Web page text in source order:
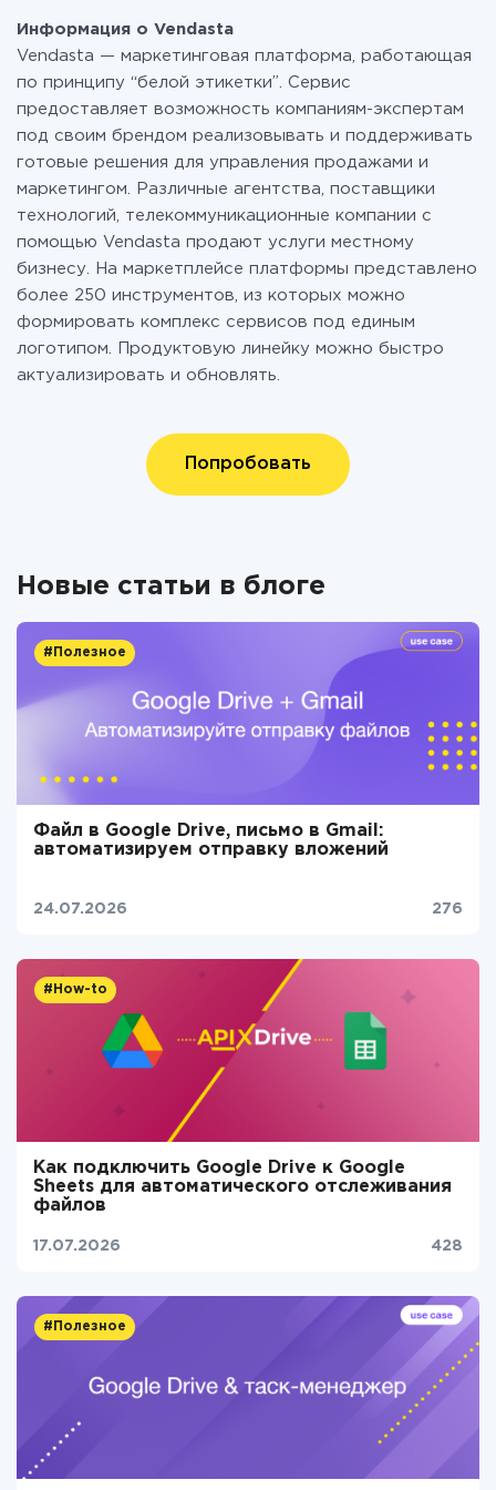
перейти на платный, при необходимости. Подробнее
отарифах.
данный момент готовых интеграций: 311.
Информация о Vendasta
Vendasta — маркетинговая платформа, работающая
по принципу “белой этикетки”. Сервис
предоставляет возможность компаниям-экспертам
под своим брендом реализовывать и поддерживать
готовые решения для управления продажами и
маркетингом. Различные агентства, поставщики
технологий, телекоммуникационные компании с
помощью Vendasta продают услуги местному
бизнесу. На маркетплейсе платформы представлено
более 250 инструментов, из которых можно
формировать комплекс сервисов под единым
логотипом. Продуктовую линейку можно быстро
актуализировать и обновлять.
Попробовать
Новые статьи в блоге
#Полезное
Файл в Google Drive, письмо в Gmail:
автоматизируем отправку вложений
24.07.2026 276
#How-to
Как подключить Google Drive к Google
Sheets для автоматического отслеживания
файлов
17.07.2026 428
#Полезное